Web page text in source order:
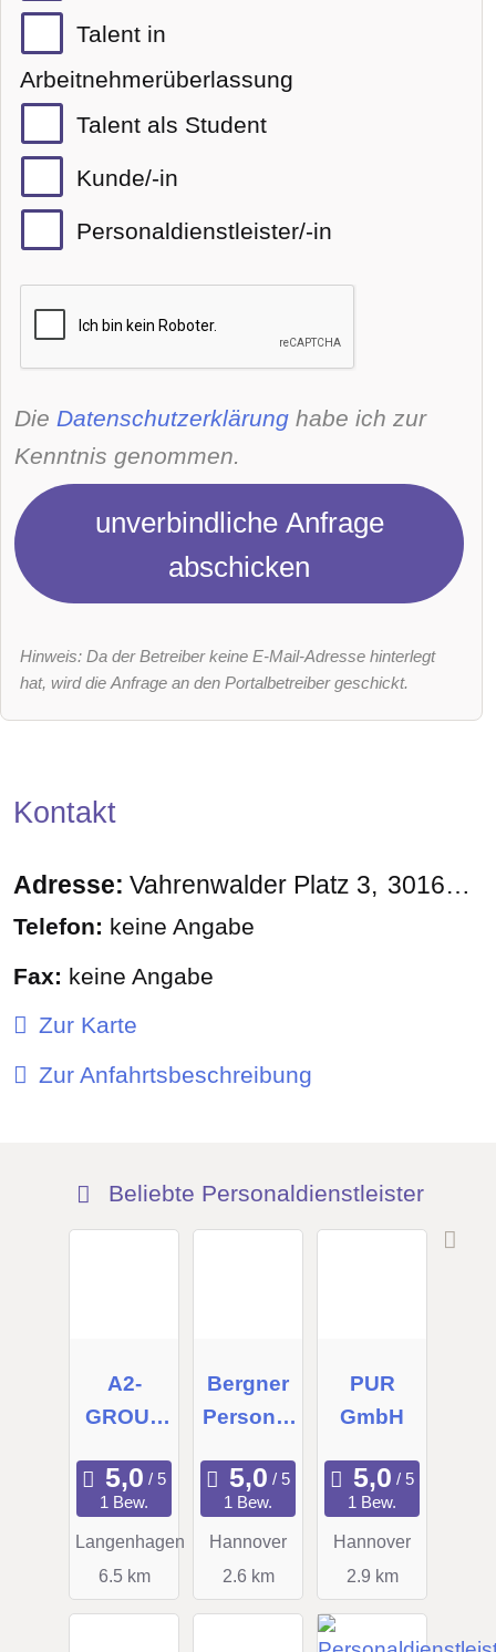
Talent in
Arbeitnehmerüberlassung
Talent als Student
Kunde/-in
Personaldienstleister/-in
Die Datenschutzerklärung habe ich zur
Kenntnis genommen.
unverbindliche Anfrage
abschicken
Hinweis: Da der Betreiber keine E-Mail-Adresse hinterlegt
hat, wird die Anfrage an den Portalbetreiber geschickt.
Kontakt
Adresse: Vahrenwalder Platz 3 30165
Telefon: keine Angabe
Fax: keine Angabe
Zur Karte
Zur Anfahrtsbeschreibung
Beliebte Personaldienstleister
A2-
GROUP
1 Bew.
Langenhagen
6.5 km
Bergner
Personal
1 Bew.
Hannover
2.6 km
PUR
GmbH
1 Bew.
Hannover
2.9 km